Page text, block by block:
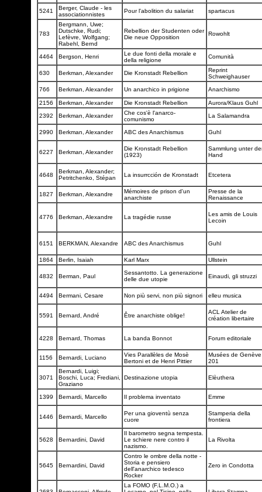
5241
Berger, Claude - les
associationnistes
Pour l'abolition du salariat spartacus
783
Bergmann, Uwe;
Dutschke, Rudi;
Lefèvre, Wolfgang;
Rabehl, Bernd
Rebellion der Studenten oder
Die neue Opposition
Rowohlt
4464 Bergson, Henri
Le due fonti della morale e
della religione
Comunità
630 Berkman, Alexander Die Kronstadt Rebellion
Reprint
Schweighauser
766
Berkman, Alexander Un anarchico in prigione Anarchismo
2156 Berkman, Alexander Die Kronstadt Rebellion
Aurora/Klaus Guhl
2392
Berkman, Alexander
Che cos'è l'anarco-
comunismo
La Salamandra
2990 Berkman, Alexander ABC des Anarchismus Guhl
6227 Berkman, Alexander
Die Kronstadt Rebellion
(1923)
Sammlung unter
Hand
4648
Berkman, Alexander;
Petritchenko, Stépan
La insurrcción de Kronstadt Etcetera
1827 Berkman, Alexandre
Mémoires de prison d'un
anarchiste
Presse de la
Renaissance
4776 Berkman, Alexandre La tragédie russe
Les amis de Louis
Lecoin
6151 BERKMAN, Alexandre ABC des Anarchismus Guhl
1864 Berlin, Isaiah Karl Marx Ullstein
4832 Berman, Paul
Sessantotto. La generazione
delle due utopie
Einaudi, gli struzzi
4494 Bermani, Cesare Non più servi, non più signori elleu musica
5591 Bernard, André Être anarchiste oblige!
ACL Atelier de
création libertaire
4228 Bernard, Thomas La banda Bonnot Forum editoriale
1156 Bernardi, Luciano
Vies Parallèles de Mosè
Bertoni et de Henri Pittier
Musées de Genève
201
3071
Bernardi, Luigi;
Boschi, Luca; Frediani,
Graziano
Destinazione utopia Elèuthera
1399 Bernardi, Marcello Il problema inventato Emme
1446 Bernardi, Marcello
Per una gioventù senza
cuore
Stamperia della
frontiera
5628 Bernardini, David
Il barometro segna tempesta.
Le schiere nere contro il
nazismo.
La Rivolta
5645 Bernardini, David
Contro le ombre della notte -
Storia e pensiero
dell'anarchico tedesco
Rocker
Zero in Condotta
La FOMO (F.L.M.O.) a